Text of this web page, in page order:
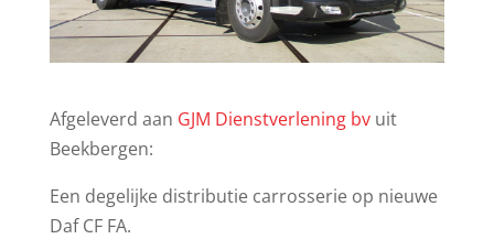
Afgeleverd aan GJM Dienstverlening bvuit
Beekbergen:
Een degelijke distributie carrosserie op nieuwe
Daf CF FA.